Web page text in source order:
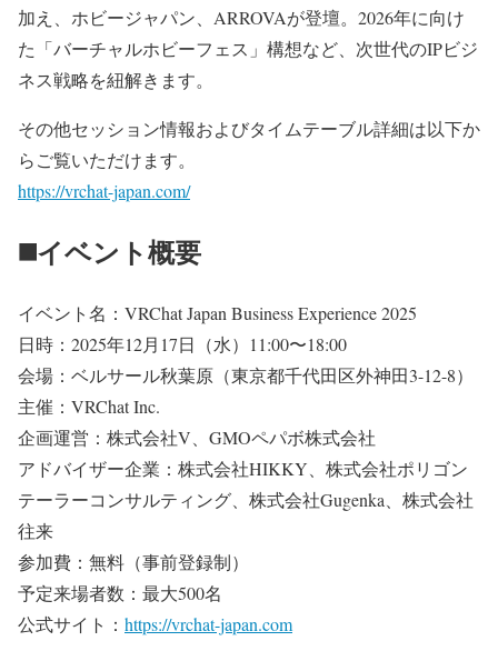
加え、ホビージャパン、ARROVAが登壇。2026年に向け
た「バーチャルホビーフェス」構想など、次世代のIPビジ
ネス戦略を紐解きます。
その他セッション情報およびタイムテーブル詳細は以下か
らご覧いただけます。
https://vrchat-japan.com/
◼️イベント概要
イベント名：VRChat Japan Business Experience 2025
日時：2025年12月17日（水）11:00〜18:00
会場：ベルサール秋葉原（東京都千代田区外神田3-12-8）
主催：VRChat Inc.
企画運営：株式会社V、GMOペパボ株式会社
アドバイザー企業：株式会社HIKKY、株式会社ポリゴン
テーラーコンサルティング、株式会社Gugenka、株式会社
往来
参加費：無料（事前登録制）
予定来場者数：最大500名
公式サイト： https://vrchat-japan.com